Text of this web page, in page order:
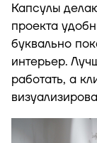
Капсулы
проекта
буквально
интерьер.
работать, а